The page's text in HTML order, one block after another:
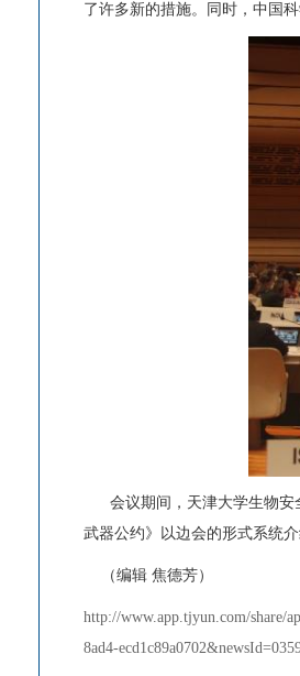
了许多新的措施。同时，中国
会议期间，天津大学生物安
武器公约》以边会的形式系统
（编辑 焦德芳）
http://www.app.tjyun.com/share/
8ad4-